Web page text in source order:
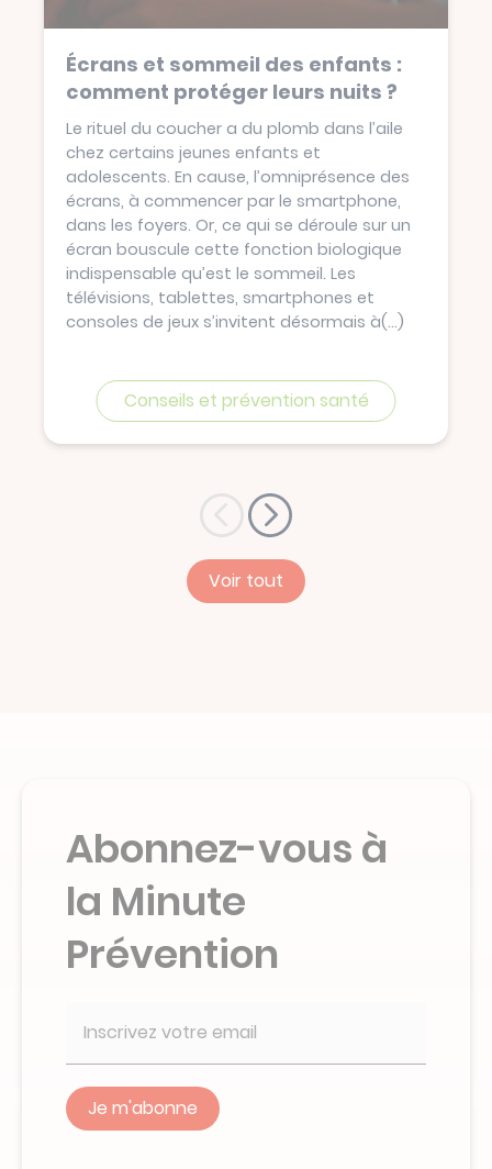
Écrans et sommeil des enfants :
comment protéger leurs nuits ?
Le rituel du coucher a du plomb dans l’aile
chez certains jeunes enfants et
adolescents. En cause, l’omniprésence des
écrans, à commencer par le smartphone,
dans les foyers. Or, ce qui se déroule sur un
écran bouscule cette fonction biologique
indispensable qu’est le sommeil. Les
télévisions, tablettes, smartphones et
consoles de jeux s’invitent désormais à(...)
Conseils et prévention santé
Voir tout
Abonnez-vous à
la Minute
Prévention